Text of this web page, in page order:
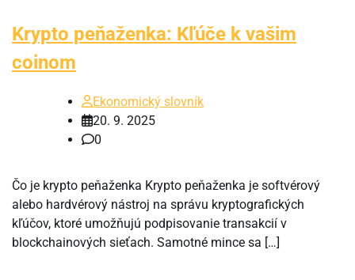
Krypto peňaženka: Kľúče k vašim
coinom
Ekonomický slovník
20. 9. 2025
0
Čo je krypto peňaženka Krypto peňaženka je softvérový
alebo hardvérový nástroj na správu kryptografických
kľúčov, ktoré umožňujú podpisovanie transakcií v
blockchainových sieťach. Samotné mince sa […]